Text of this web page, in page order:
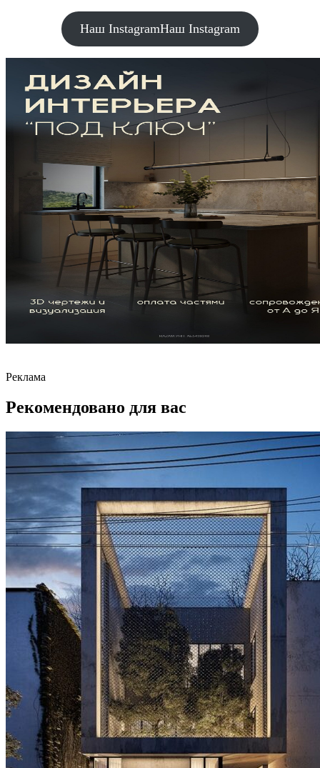
Наш InstagramНаш Instagram
Реклама
Рекомендовано для вас